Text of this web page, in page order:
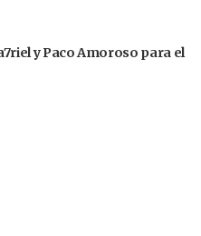
y Paco Amoroso para el